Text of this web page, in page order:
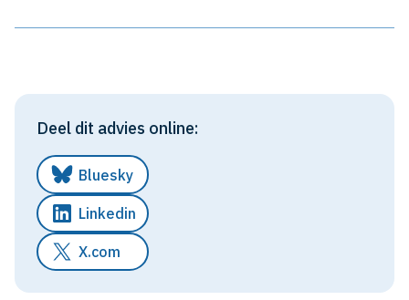
Deel dit advies online:
Bluesky
Linkedin
X.com